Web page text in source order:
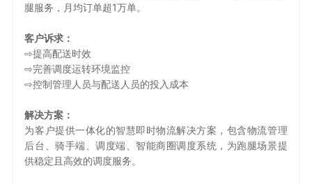
腿服务，月均订单超1万单。
客户诉求：
⇨提高配送时效
⇨完善调度运转环境监控
⇨控制管理人员与配送人员的投入成本
解决方案：
为客户提供一体化的智慧即时物流解决方案，包含物流管理
后台、骑手端、调度端、智能商圈调度系统，为跑腿场景提
供稳定且高效的调度服务。